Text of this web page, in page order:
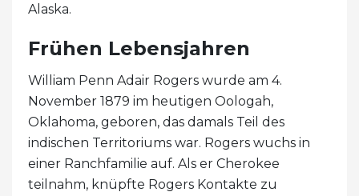
Alaska.
Frühen Lebensjahren
William Penn Adair Rogers wurde am 4.
November 1879 im heutigen Oologah,
Oklahoma, geboren, das damals Teil des
indischen Territoriums war. Rogers wuchs in
einer Ranchfamilie auf. Als er Cherokee
teilnahm, knüpfte Rogers Kontakte zu